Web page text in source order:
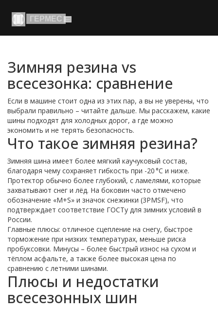
Зимняя резина vs
всесезонка: сравнение
Если в машине стоит одна из этих пар, а вы не уверены, что
выбрали правильно – читайте дальше. Мы расскажем, какие
шины подходят для холодных дорог, а где можно
экономить и не терять безопасность.
Что такое зимняя резина?
Зимняя шина имеет более мягкий каучуковый состав,
благодаря чему сохраняет гибкость при -20 °C и ниже.
Протектор обычно более глубокий, с ламелями, которые
захватывают снег и лёд. На боковин часто отмечено
обозначение «M+S» и значок снежинки (3PMSF), что
подтверждает соответствие ГОСТу для зимних условий в
России.
Главные плюсы: отличное сцепление на снегу, быстрое
торможение при низких температурах, меньше риска
пробуксовки. Минусы – более быстрый износ на сухом и
тёплом асфальте, а также более высокая цена по
сравнению с летними шинами.
Плюсы и недостатки
всесезонных шин